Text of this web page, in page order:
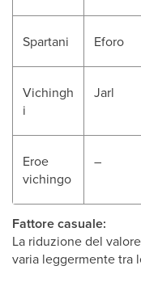
Spartani Eforo
Vichingh
i
Jarl
Eroe
vichingo
–
Fattore casuale:
La riduzione del
varia leggermente tra